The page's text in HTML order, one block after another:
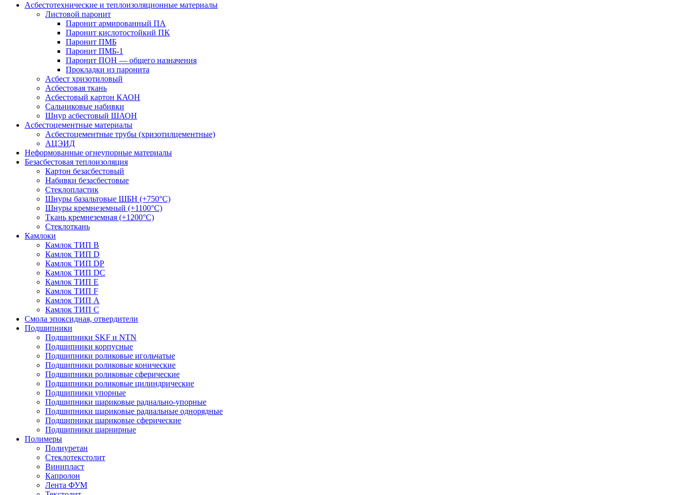
Асбестотехнические и теплоизоляционные материалы
Листовой паронит
Паронит армированный ПА
Паронит кислотостойкий ПК
Паронит ПМБ
Паронит ПМБ-1
Паронит ПОН — общего назначения
Прокладки из паронита
Асбест хризотиловый
Асбестовая ткань
Асбестовый картон КАОН
Сальниковые набивки
Шнур асбестовый ШАОН
Асбестоцементные материалы
Асбестоцементные трубы (хризотилцементные)
АЦЭИД
Неформованные огнеупорные материалы
Безасбестовая теплоизоляция
Картон безасбестовый
Набивки безасбестовые
Стеклопластик
Шнуры базальтовые ШБН (+750°С)
Шнуры кремнеземный (+1100°С)
Ткань кремнеземная (+1200°С)
Стеклоткань
Камлоки
Камлок ТИП B
Камлок ТИП D
Камлок ТИП DP
Камлок ТИП DС
Камлок ТИП E
Камлок ТИП F
Камлок ТИП А
Камлок ТИП С
Смола эпоксидная, отвердители
Подшипники
Подшипники SKF и NTN
Подшипники корпусные
Подшипники роликовые игольчатые
Подшипники роликовые конические
Подшипники роликовые сферические
Подшипники роликовые цилиндрические
Подшипники упорные
Подшипники шариковые радиально-упорные
Подшипники шариковые радиальные однорядные
Подшипники шариковые сферические
Подшипники шарнирные
Полимеры
Полиуретан
Стеклотекстолит
Винипласт
Капролон
Лента ФУМ